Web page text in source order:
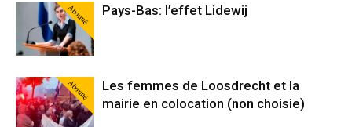
Abonné Pays-Bas: l’effet Lidewij
Abonné
Les femmes de Loosdrecht et la
mairie en colocation (non choisie)